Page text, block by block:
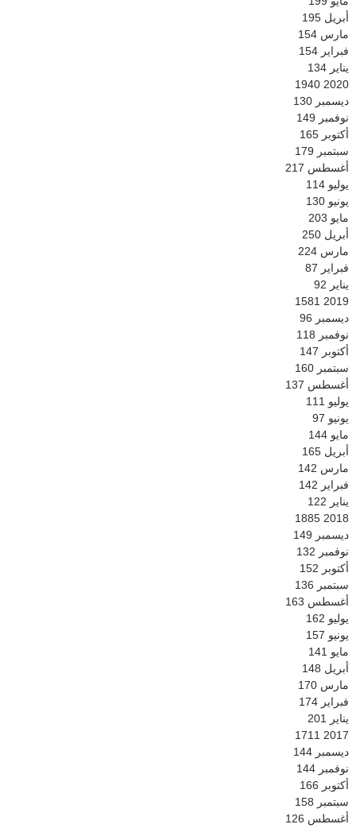
أبريل 195
مارس 154
فبراير 154
يناير 134
2020
1940
ديسمبر 130
نوفمبر 149
أكتوبر 165
سبتمبر 179
أغسطس 217
يوليو 114
يونيو 130
مايو 203
أبريل 250
مارس 224
فبراير 87
يناير 92
2019
1581
ديسمبر 96
نوفمبر 118
أكتوبر 147
سبتمبر 160
أغسطس 137
يوليو 111
يونيو 97
مايو 144
أبريل 165
مارس 142
فبراير 142
يناير 122
2018
1885
ديسمبر 149
نوفمبر 132
أكتوبر 152
سبتمبر 136
أغسطس 163
يوليو 162
يونيو 157
مايو 141
أبريل 148
مارس 170
فبراير 174
يناير 201
2017
1711
ديسمبر 144
نوفمبر 144
أكتوبر 166
سبتمبر 158
أغسطس 126